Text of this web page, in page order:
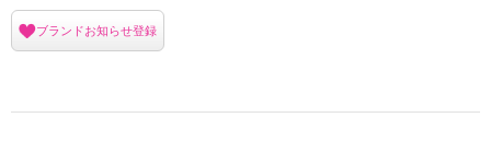
ブランドお知らせ登録